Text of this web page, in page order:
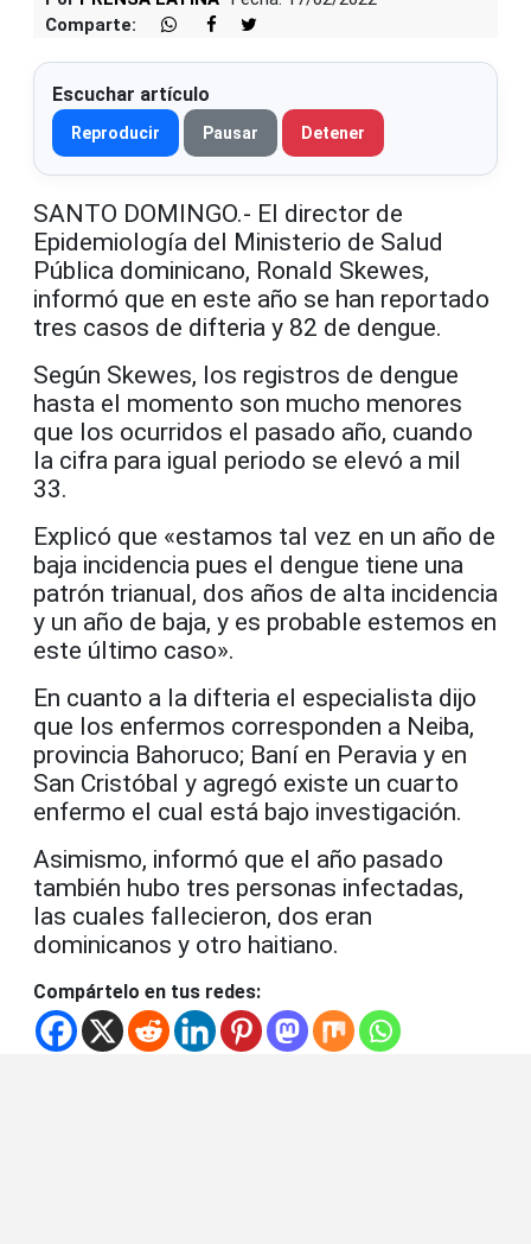
Comparte:
Escuchar artículo
Reproducir Pausar Detener
SANTO DOMINGO.- El director de
Epidemiología del Ministerio de Salud
Pública dominicano, Ronald Skewes,
informó que en este año se han reportado
tres casos de difteria y 82 de dengue.
Según Skewes, los registros de dengue
hasta el momento son mucho menores
que los ocurridos el pasado año, cuando
la cifra para igual periodo se elevó a mil
33.
Explicó que «estamos tal vez en un año de
baja incidencia pues el dengue tiene una
patrón trianual, dos años de alta incidencia
y un año de baja, y es probable estemos en
este último caso».
En cuanto a la difteria el especialista dijo
que los enfermos corresponden a Neiba,
provincia Bahoruco; Baní en Peravia y en
San Cristóbal y agregó existe un cuarto
enfermo el cual está bajo investigación.
Asimismo, informó que el año pasado
también hubo tres personas infectadas,
las cuales fallecieron, dos eran
dominicanos y otro haitiano.
Compártelo en tus redes: